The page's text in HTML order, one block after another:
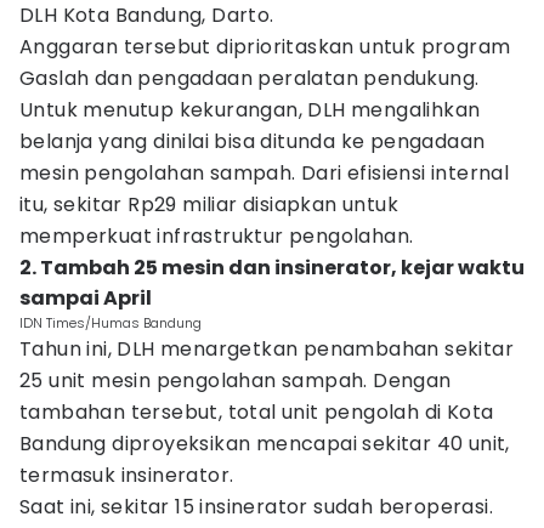
DLH Kota Bandung, Darto.
Anggaran tersebut diprioritaskan untuk program
Gaslah dan pengadaan peralatan pendukung.
Untuk menutup kekurangan, DLH mengalihkan
belanja yang dinilai bisa ditunda ke pengadaan
mesin pengolahan sampah. Dari efisiensi internal
itu, sekitar Rp29 miliar disiapkan untuk
memperkuat infrastruktur pengolahan.
2. Tambah 25 mesin dan insinerator, kejar waktu
sampai April
IDN Times/Humas Bandung
Tahun ini, DLH menargetkan penambahan sekitar
25 unit mesin pengolahan sampah. Dengan
tambahan tersebut, total unit pengolah di Kota
Bandung diproyeksikan mencapai sekitar 40 unit,
termasuk insinerator.
Saat ini, sekitar 15 insinerator sudah beroperasi.